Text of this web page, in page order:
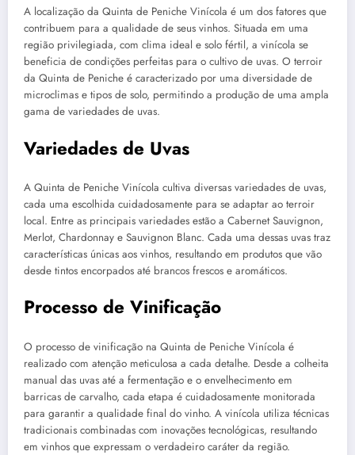
A localização da Quinta de Peniche Vinícola é um dos fatores que
contribuem para a qualidade de seus vinhos. Situada em uma
região privilegiada, com clima ideal e solo fértil, a vinícola se
beneficia de condições perfeitas para o cultivo de uvas. O terroir
da Quinta de Peniche é caracterizado por uma diversidade de
microclimas e tipos de solo, permitindo a produção de uma ampla
gama de variedades de uvas.
Variedades de Uvas
A Quinta de Peniche Vinícola cultiva diversas variedades de uvas,
cada uma escolhida cuidadosamente para se adaptar ao terroir
local. Entre as principais variedades estão a Cabernet Sauvignon,
Merlot, Chardonnay e Sauvignon Blanc. Cada uma dessas uvas traz
características únicas aos vinhos, resultando em produtos que vão
desde tintos encorpados até brancos frescos e aromáticos.
Processo de Vinificação
O processo de vinificação na Quinta de Peniche Vinícola é
realizado com atenção meticulosa a cada detalhe. Desde a colheita
manual das uvas até a fermentação e o envelhecimento em
barricas de carvalho, cada etapa é cuidadosamente monitorada
para garantir a qualidade final do vinho. A vinícola utiliza técnicas
tradicionais combinadas com inovações tecnológicas, resultando
em vinhos que expressam o verdadeiro caráter da região.